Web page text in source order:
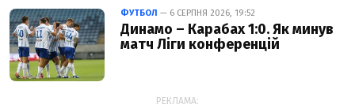
ФУТБОЛ — 6 СЕРПНЯ 2026, 19:52
Динамо – Карабах 1:0. Як минув
матч Ліги конференцій
РЕКЛАМА: